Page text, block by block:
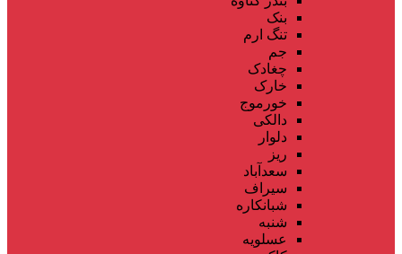
بنک
تنگ ارم
جم
چغادک
خارک
خورموج
دالکی
دلوار
ریز
سعدآباد
سیراف
شبانکاره
شنبه
عسلویه